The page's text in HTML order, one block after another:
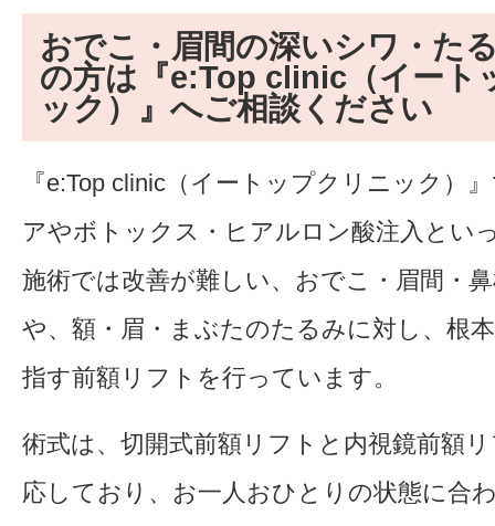
おでこ・眉間の深いシワ・た
の方は『e:Top clinic（イート
ック）』へご相談ください
『e:Top clinic（イートップクリニック）
アやボトックス・ヒアルロン酸注入とい
施術では改善が難しい、おでこ・眉間・
や、額・眉・まぶたのたるみに対し、根
指す前額リフトを行っています。
術式は、切開式前額リフトと内視鏡前額
応しており、お一人おひとりの状態に合